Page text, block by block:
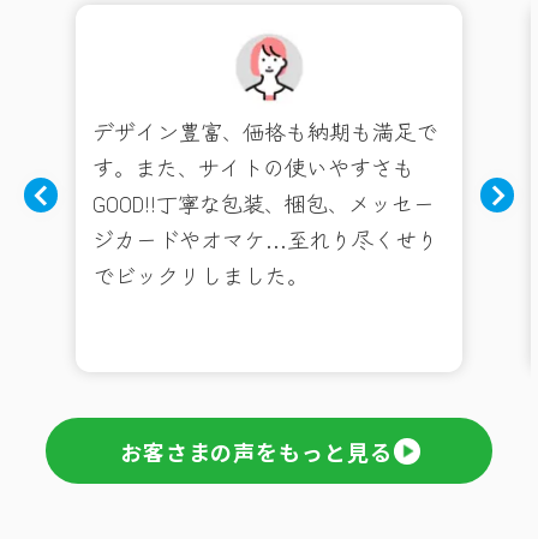
デザイン豊富、価格も納期も満足で
す。また、サイトの使いやすさも
GOOD!!丁寧な包装、梱包、メッセー
ジカードやオマケ…至れり尽くせり
でビックリしました。
お客さまの声をもっと見る